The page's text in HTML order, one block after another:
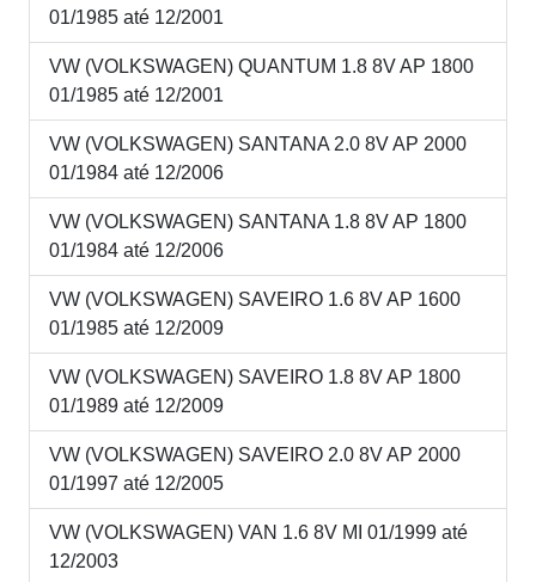
01/1985 até 12/2001
VW (VOLKSWAGEN) QUANTUM 1.8 8V AP 1800
01/1985 até 12/2001
VW (VOLKSWAGEN) SANTANA 2.0 8V AP 2000
01/1984 até 12/2006
VW (VOLKSWAGEN) SANTANA 1.8 8V AP 1800
01/1984 até 12/2006
VW (VOLKSWAGEN) SAVEIRO 1.6 8V AP 1600
01/1985 até 12/2009
VW (VOLKSWAGEN) SAVEIRO 1.8 8V AP 1800
01/1989 até 12/2009
VW (VOLKSWAGEN) SAVEIRO 2.0 8V AP 2000
01/1997 até 12/2005
VW (VOLKSWAGEN) VAN 1.6 8V MI 01/1999 até
12/2003